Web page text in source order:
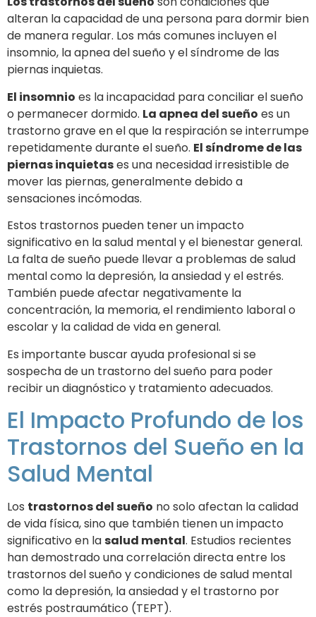
alteran la capacidad de una persona para dormir bien
de manera regular. Los más comunes incluyen el
insomnio, la apnea del sueño y el síndrome de las
piernas inquietas.
El insomnio es la incapacidad para conciliar el sueño
o permanecer dormido. La apnea del sueño es un
trastorno grave en el que la respiración se interrumpe
repetidamente durante el sueño. El síndrome de las
piernas inquietases una necesidad irresistible de
mover las piernas, generalmente debido a
sensaciones incómodas.
Estos trastornos pueden tener un impacto
significativo en la salud mental y el bienestar general.
La falta de sueño puede llevar a problemas de salud
mental como la depresión, la ansiedad y el estrés.
También puede afectar negativamente la
concentración, la memoria, el rendimiento laboral o
escolar y la calidad de vida en general.
Es importante buscar ayuda profesional si se
sospecha de un trastorno del sueño para poder
recibir un diagnóstico y tratamiento adecuados.
El Impacto Profundo de los
Trastornos del Sueño en la
Salud Mental
Los trastornos del sueño no solo afectan la calidad
de vida física, sino que también tienen un impacto
significativo en lasalud mental. Estudios recientes
han demostrado una correlación directa entre los
trastornos del sueño y condiciones de salud mental
como la depresión, la ansiedad y el trastorno por
estrés postraumático (TEPT).